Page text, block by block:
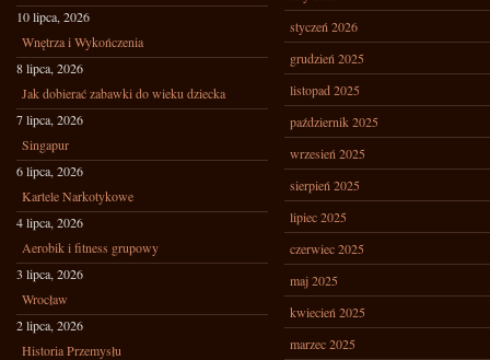
10 lipca, 2026
Wnętrza i Wykończenia
8 lipca, 2026
Jak dobierać zabawki do wieku dziecka
7 lipca, 2026
Singapur
6 lipca, 2026
Kartele Narkotykowe
4 lipca, 2026
Aerobik i fitness grupowy
3 lipca, 2026
Wrocław
2 lipca, 2026
Historia Przemysłu
styczeń 2026
grudzień 2025
listopad 2025
październik 2025
wrzesień 2025
sierpień 2025
lipiec 2025
czerwiec 2025
maj 2025
kwiecień 2025
marzec 2025